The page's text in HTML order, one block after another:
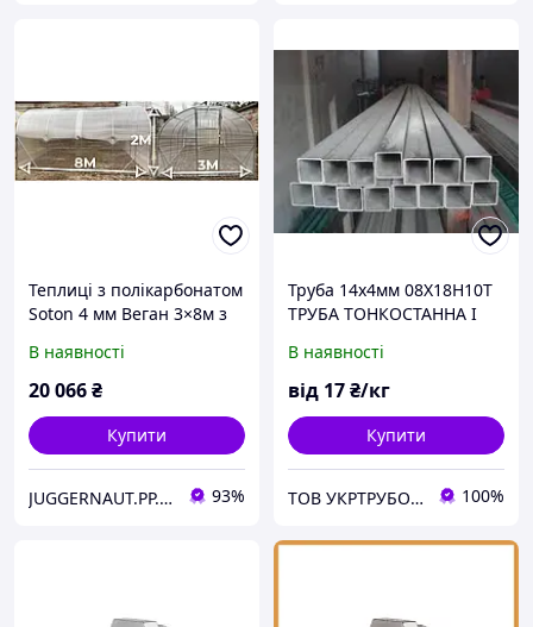
Теплиці з полікарбонатом
Soton 4 мм Веган 3×8м з
труби bigtorg.in.ua
В наявності
20 066₴
Купити
JUGGERNAUT.PP.UA 93%
Труба 14х4мм 08Х18Н10Т
ТРУБА ТОНКОСТАННА І
ПІЧНОЮ НІЖУЮЧНОЮ
СТАЛІ
В наявності
від 17₴/кг
Купити
ТОВ УКРТРУБОПРОКАТ 100%